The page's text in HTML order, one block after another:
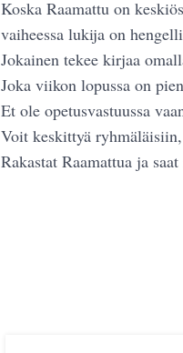
Koska Raamattu on
vaiheessa lukija on
Jokainen tekee kirjaa
Joka viikon lopussa on
Et ole opetusvastuussa
Voit keskittyä
Rakastat Raamattua ja